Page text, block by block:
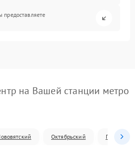
на Вашей станции метро
Октябрьский